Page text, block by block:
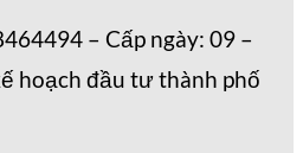
– Cấp ngày: 09 –
hoạch đầu tư thành phố